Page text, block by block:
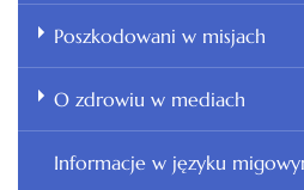
Poszkodowani w misjach
O zdrowiu w mediach
Informacje w języku